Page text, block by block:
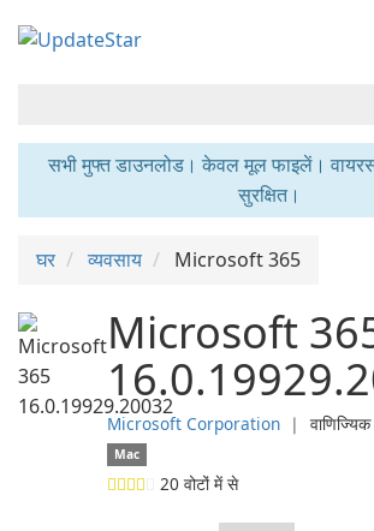
सभी मुफ्त डाउनलोड। केवल मूल फाइलें।
सुरक्षित।
घर व्यवसाय Microsoft 365
Microsoft
Microsoft Corporation ❘ वाणिज्यिक
Mac
20 वोटों में से